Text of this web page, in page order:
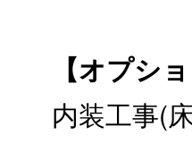
【オプシ
内装工事(